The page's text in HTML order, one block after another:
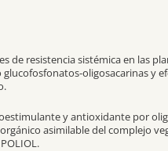
de resistencia sistémica en las
glucofosfonatos-oligosacarinas y
y antioxidante por
asimilable del complejo